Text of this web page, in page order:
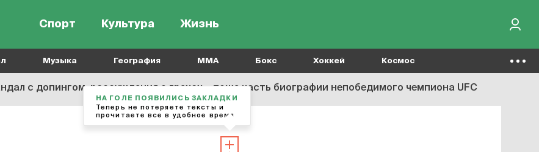
Спорт Культура Жизнь
Музыка География MMA Бокс Хоккей Космос
с допингом, рассуждения о грехах – тоже часть биографии непобедимого чемпиона UFC
НА ГОЛЕ ПОЯВИЛИСЬ ЗАКЛАДКИ
Теперь не потеряете тексты и
прочитаете все в удобное время